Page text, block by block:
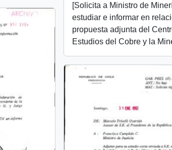
[Solicita a Ministro de
estudiar e informar en
propuesta adjunta del
Estudios del Cobre y la